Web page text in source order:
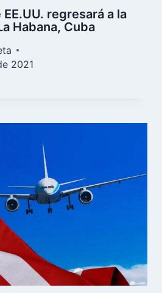
regresará a la
Habana, Cuba
2021